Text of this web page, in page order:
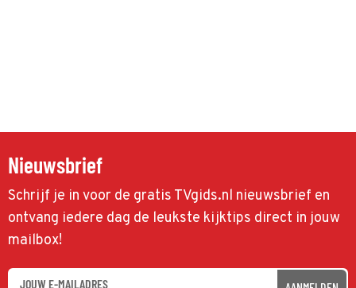
Nieuwsbrief
Schrijf je in voor de gratis TVgids.nl nieuwsbrief en
ontvang iedere dag de leukste kijktips direct in jouw
mailbox!